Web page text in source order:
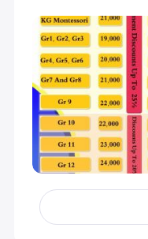
21,000
21,000
21,000
21,000
22,000
22,000
22,000
22,000
23,000